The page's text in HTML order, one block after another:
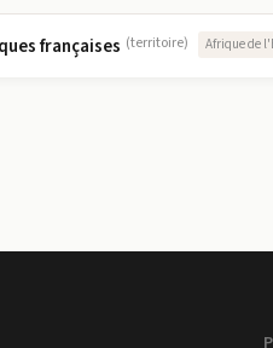
françaises (territoire) Afrique de